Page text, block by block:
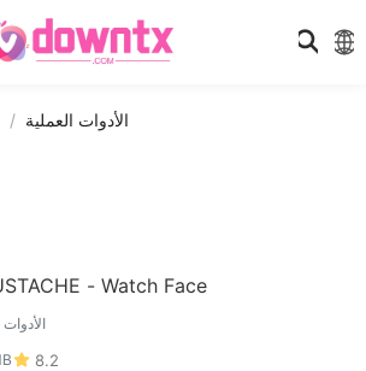
الأدوات العملية
- Watch Face
الأدوات
8.2